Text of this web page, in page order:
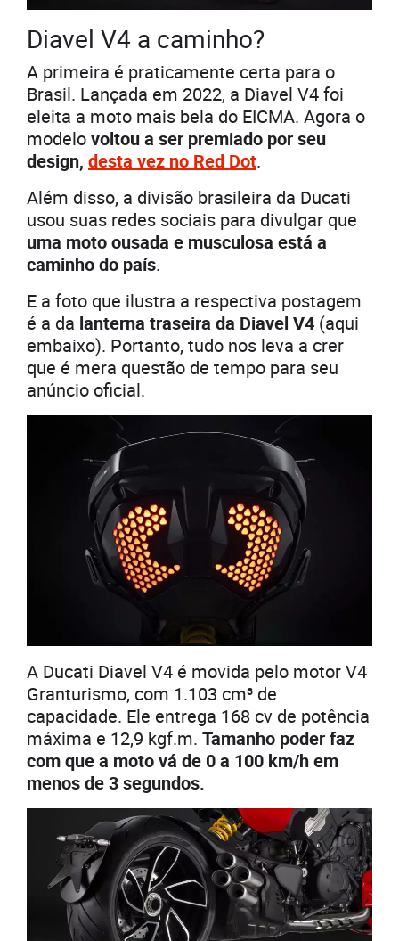
Diavel V4 a caminho?
A primeira é praticamente certa para o
Brasil. Lançada em 2022, a Diavel V4 foi
eleita a moto mais bela do EICMA. Agora o
modelovoltou a ser premiado por seu
design, desta vez no Red Dot.
Além disso, a divisão brasileira da Ducati
usou suas redes sociais para divulgar que
uma moto ousada e musculosa está a
caminho do país.
E a foto que ilustra a respectiva postagem
é a da lanterna traseira da Diavel V4 (aqui
embaixo). Portanto, tudo nos leva a crer
que é mera questão de tempo para seu
anúncio oficial.
A Ducati Diavel V4 é movida pelo motor V4
Granturismo, com 1.103 cm³ de
capacidade. Ele entrega 168 cv de potência
máxima e 12,9 kgf.m. Tamanho poder faz
com que a moto vá de 0 a 100 km/h em
menos de 3 segundos.